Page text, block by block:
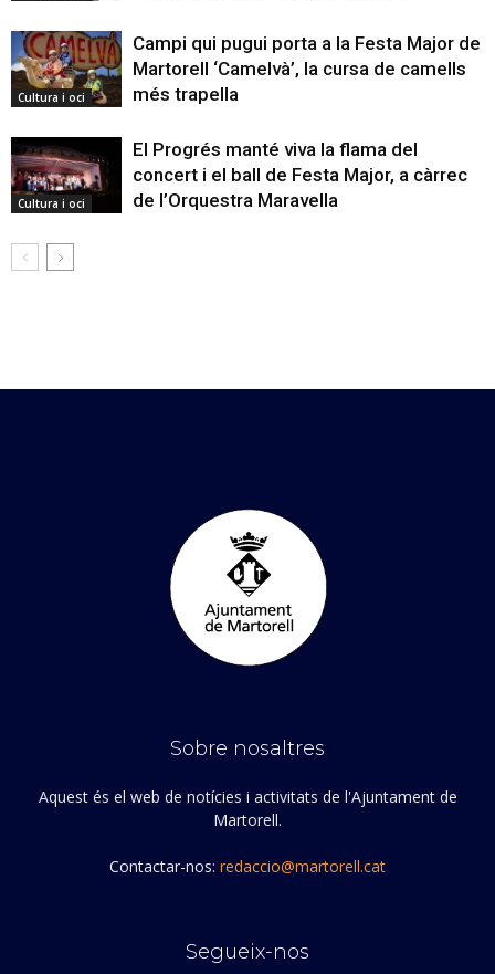
Cultura i oci
Campi qui pugui porta a la Festa Major de
Martorell ‘Camelvà’, la cursa de camells
més trapella
Cultura i oci
El Progrés manté viva la flama del
concert i el ball de Festa Major, a càrrec
de l’Orquestra Maravella
Sobre nosaltres
Aquest és el web de notícies i activitats de l'Ajuntament de
Martorell.
Contactar-nos: redaccio@martorell.cat
Segueix-nos